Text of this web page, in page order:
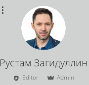
Рустам Загидуллин
Editor Admin